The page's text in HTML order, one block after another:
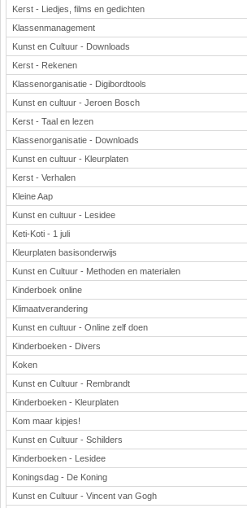
Kerst - Liedjes, films en gedichten
Klassenmanagement
Kunst en Cultuur - Downloads
Kerst - Rekenen
Klassenorganisatie - Digibordtools
Kunst en cultuur - Jeroen Bosch
Kerst - Taal en lezen
Klassenorganisatie - Downloads
Kunst en cultuur - Kleurplaten
Kerst - Verhalen
Kleine Aap
Kunst en cultuur - Lesidee
Keti-Koti - 1 juli
Kleurplaten basisonderwijs
Kunst en Cultuur - Methoden en materialen
Kinderboek online
Klimaatverandering
Kunst en cultuur - Online zelf doen
Kinderboeken - Divers
Koken
Kunst en Cultuur - Rembrandt
Kinderboeken - Kleurplaten
Kom maar kipjes!
Kunst en Cultuur - Schilders
Kinderboeken - Lesidee
Koningsdag - De Koning
Kunst en Cultuur - Vincent van Gogh